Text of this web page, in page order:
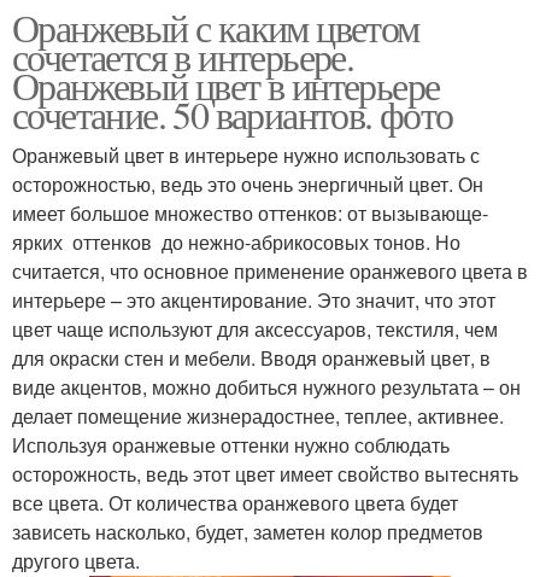
Оранжевый с каким цветом
сочетается в интерьере.
Оранжевый цвет в интерьере
сочетание. 50 вариантов. фото
Оранжевый цвет в интерьере нужно использовать с
осторожностью, ведь это очень энергичный цвет. Он
имеет большое множество оттенков: от вызывающе-
ярких оттенков до нежно-абрикосовых тонов. Но
считается, что основное применение оранжевого цвета в
интерьере – это акцентирование. Это значит, что этот
цвет чаще используют для аксессуаров, текстиля, чем
для окраски стен и мебели. Вводя оранжевый цвет, в
виде акцентов, можно добиться нужного результата – он
делает помещение жизнерадостнее, теплее, активнее.
Используя оранжевые оттенки нужно соблюдать
осторожность, ведь этот цвет имеет свойство вытеснять
все цвета. От количества оранжевого цвета будет
зависеть насколько, будет, заметен колор предметов
другого цвета.